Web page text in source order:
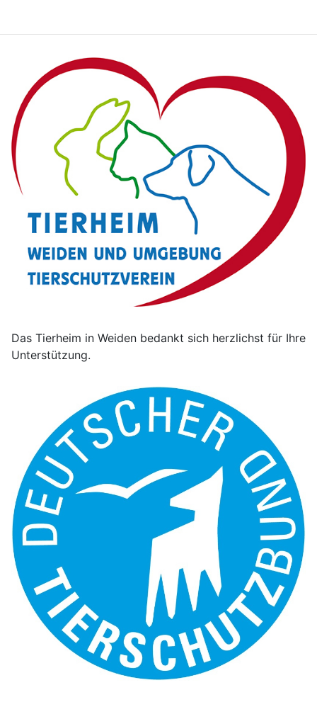
Das Tierheim in Weiden bedankt sich herzlichst für Ihre
Unterstützung.